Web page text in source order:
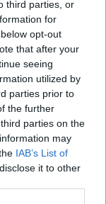
third parties, or
for
opt-out
that after your
seeing
utilized by
parties prior to
the further
parties on the
may
IAB’s List of
it to other